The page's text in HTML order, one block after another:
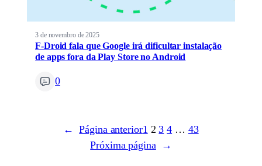
3 de novembro de 2025
F-Droid fala que Google irá dificultar instalação
de apps fora da Play Store no Android
0
← Página anterior1 2 3 4 … 43
Próxima página
→